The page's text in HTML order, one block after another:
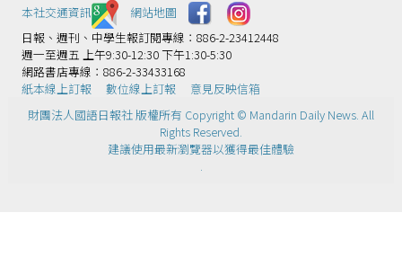
本社交通資訊️
網站地圖
日報、週刊、中學生報訂閱專線：886-2-23412448
週一至週五 上午9:30-12:30 下午1:30-5:30
網路書店專線：886-2-33433168
紙本線上訂報
數位線上訂報
意見反映信箱
財團法人國語日報社 版權所有 Copyright © Mandarin Daily News. All
Rights Reserved.
建議使用最新瀏覽器以獲得最佳體驗
.